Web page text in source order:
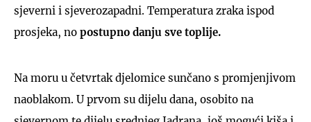
sjeverni i sjeverozapadni. Temperatura zraka ispod
prosjeka, no postupno danju sve toplije.
Na moru u četvrtak djelomice sunčano s promjenjivom
naoblakom. U prvom su dijelu dana, osobito na